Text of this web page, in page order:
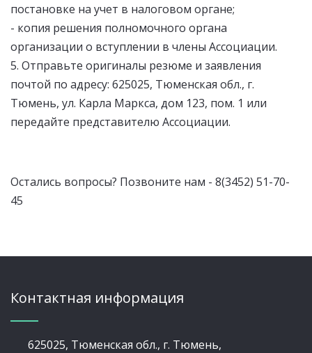
постановке на учет в налоговом органе;
- копия решения полномочного органа
организации о вступлении в члены Ассоциации.
5. Отправьте оригиналы резюме и заявления
почтой по адресу: 625025, Тюменская обл., г.
Тюмень, ул. Карла Маркса, дом 123, пом. 1 или
передайте представителю Ассоциации.
Остались вопросы? Позвоните нам - 8(3452) 51-70-
45
Контактная информация
625025, Тюменская обл., г. Тюмень,